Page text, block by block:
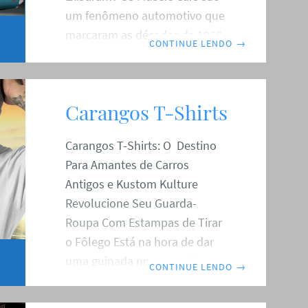
um fenômeno automotivo que
marcaram as décadas de 1960
jovem. Mas e no Brasil?
existiram Muscle Cars
Brasileiros genuínos por aqui?
Neste artigo, vamos explorar
essa questão e entender como
alguns modelos brasileiros
capturaram o espírito dessa
era. O Que Define um Muscle
Car? Antes de mergulharmos
no cenário Brasileiro, é
CONTINUE LENDO →
Carangos T-Shirts
Carangos T-Shirts: O Destino
Para Amantes de Carros
Antigos e Kustom Kulture
Revolucione Seu Guarda-
Roupa Com Estampas de Tirar
o Fôlego Está na hora de dar
uma guinada no seu estilo
voltada não só mundo da
CONTINUE LENDO →